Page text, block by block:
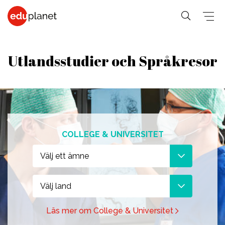
UNIVERSITET
Business,
Resources
Fashion,
Design, Art,
Architecture
Medicin,
Veterinär,
PreMed
Psychology,
Sociology
Social
Science,
Education,
Allmänna &
Student
Språkresor
Språkresor
Språkkurser
för arbetet
På vår
världsledande
PreMed-kurs
sitter du
uppkopplad
via datorn
med din
lärare och
klass online.
Utlandsstudier och Språkresor
COLLEGE & UNIVERSITET
Välj ett ämne
Välj land
Läs mer om College & Universitet